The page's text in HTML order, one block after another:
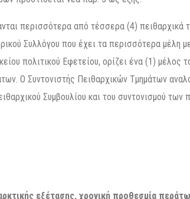
περισσότερα από τέσσερα (4) πειθαρχικά
Συλλόγου που έχει τα περισσότερα μέλη
πολιτικού Εφετείου, ορίζει ένα (1) μέλος
Ο Συντονιστής Πειθαρχικών Τμημάτων
Συμβουλίου και του συντονισμού των
εξέτασης, χρονική προθεσμία